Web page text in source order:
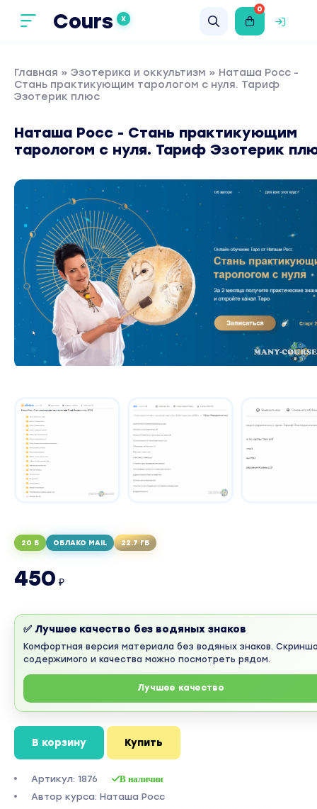
Cours X
0
Главная » Эзотерика и оккультизм » Наташа Росс -
Стань практикующим тарологом с нуля. Тариф
Эзотерик плюс
Наташа Росс - Стань практикующим
тарологом с нуля. Тариф Эзотерик
20 Б ОБЛАКО MAIL 22.7 ГБ
450 ₽
✅ Лучшее качество без водяных знаков
Комфортная версия материала без водяных знаков.
содержимого и качества можно посмотреть рядом.
Лучшее качество
В корзину Купить
Артикул: 1876 В наличии
Автор курса: Наташа Росс